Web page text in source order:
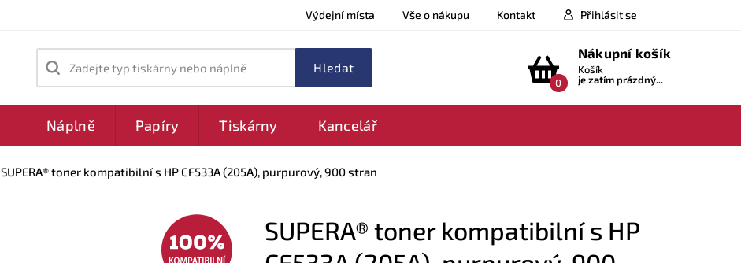
Výdejní místa Vše o nákupu Kontakt Přihlásit se
Zadejte typ tiskárny nebo náplně
0
Nákupní košík
Košík
je zatím prázdný...
Náplně Papíry Tiskárny Kancelář
SUPERA® toner kompatibilní s HP CF533A (205A), purpurový, 900 stran
SUPERA® toner kompatibilní s HP